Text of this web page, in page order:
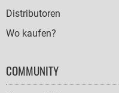
Distributoren
Wo kaufen?
COMMUNITY